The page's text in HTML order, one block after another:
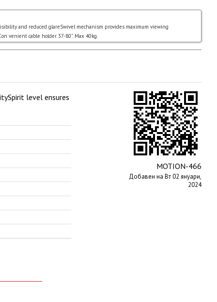
and reduced glareSwivel mechanism provides maximum viewing
venient cable holder. 37-80". Max 40kg.
level ensures
MOTION-466
Добавен на Вт 02 януари,
2024